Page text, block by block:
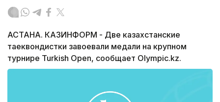
АСТАНА. КАЗИНФОРМ - Две казахстанские
таеквондистки завоевали медали на крупном
турнире Turkish Open, сообщает Olympic.kz.